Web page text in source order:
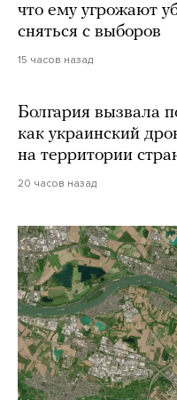
что ему угрожают
сняться с выборов
15 часов назад
Болгария вызвала
как украинский
на территории
20 часов назад